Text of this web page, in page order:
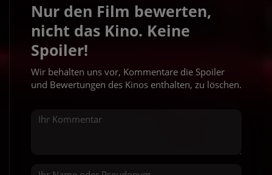
Nur den Film bewerten,
nicht das Kino. Keine
Spoiler!
Wir behalten uns vor, Kommentare die Spoiler
und Bewertungen des Kinos enthalten, zu löschen.